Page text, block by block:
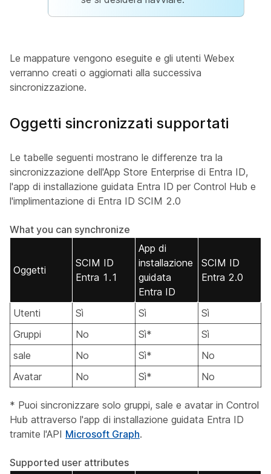
Le mappature vengono eseguite e gli utenti Webex
verranno creati o aggiornati alla successiva
sincronizzazione.
Oggetti sincronizzati supportati
Le tabelle seguenti mostrano le differenze tra la
sincronizzazione dell'App Store Enterprise di Entra ID,
l'app di installazione guidata Entra ID per Control Hub e
l'implimentazione di Entra ID SCIM 2.0
What you can synchronize
Oggetti
SCIM ID
Entra 1.1
App di
installazione
guidata
Entra ID
SCIM ID
Entra 2.0
Utenti Sì Sì
Sì
Gruppi
No Sì*
Sì
sale
No Sì*
No
Avatar
No Sì* No
* Puoi sincronizzare solo gruppi, sale e avatar in Control
Hub attraverso l'app di installazione guidata Entra ID
tramite l'API Microsoft Graph.
Supported user attributes